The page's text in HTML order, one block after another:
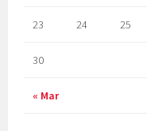
« Mar
23 24 25
30